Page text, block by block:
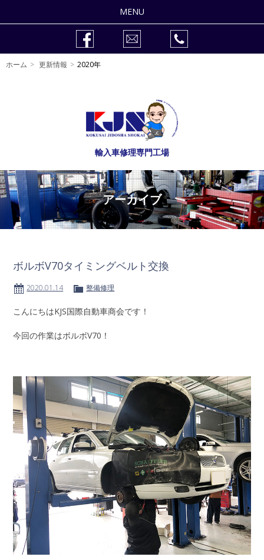
MENU
車検
自動車整備士の求人
ホーム 更新情報 2020年
輸入車修理専門工場
アーカイブ
ボルボV70タイミングベルト交換
2020.01.14 整備修理
こんにちはKJS国際自動車商会です！
今回の作業はボルボV70！